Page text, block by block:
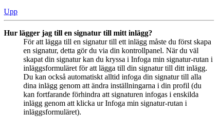
Upp
Hur lägger jag till en signatur till mitt inlägg?
För att lägga till en signatur till ett inlägg måste du först skapa
en signatur, detta gör du via din kontrollpanel. När du väl
skapat din signatur kan du kryssa i Infoga min signatur-rutan i
inläggsformuläret för att lägga till din signatur till ditt inlägg.
Du kan också automatiskt alltid infoga din signatur till alla
dina inlägg genom att ändra inställningarna i din profil (du
kan fortfarande förhindra att signaturen infogas i enskilda
inlägg genom att klicka ur Infoga min signatur-rutan i
inläggsformuläret).